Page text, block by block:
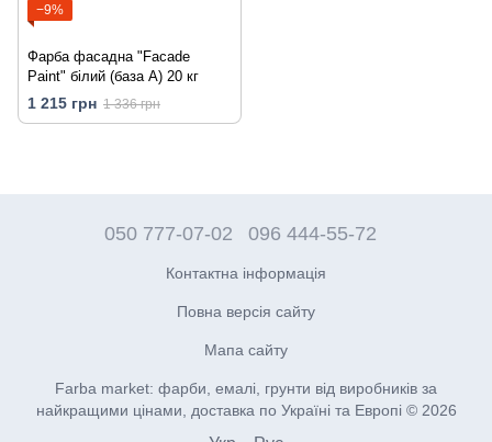
−9%
Фарба фасадна "Facade
Paint" білий (база А) 20 кг
1 215 грн 1 336 грн
050 777-07-02 096 444-55-72
Контактна інформація
Повна версія сайту
Мапа сайту
Farba market: фарби, емалі, грунти від виробників за
найкращими цінами, доставка по Україні та Европі © 2026